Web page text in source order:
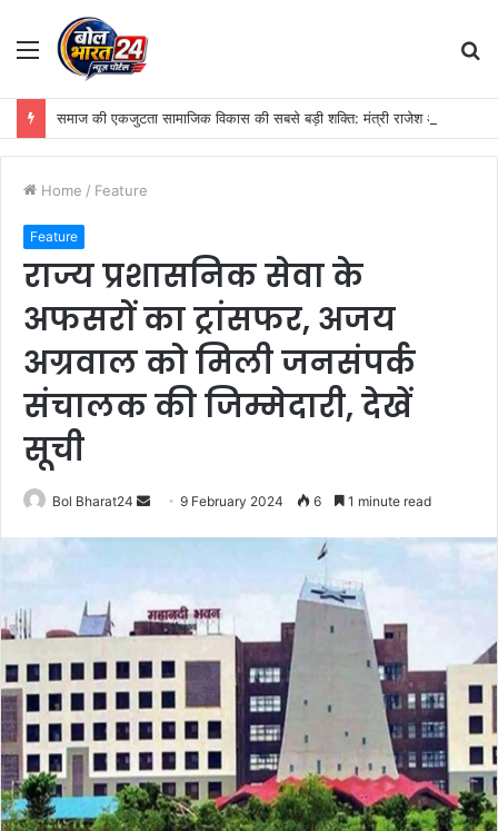
Menu
Home / Feature
Feature
राज्य प्रशासनिक सेवा के
अफसरों का ट्रांसफर, अजय
अग्रवाल को मिली जनसंपर्क
संचालक की जिम्मेदारी, देखें
सूची
Bol Bharat24
Send9 February 2024 6 1 minute read